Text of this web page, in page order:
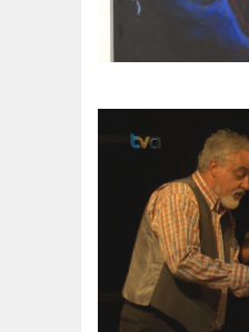
HISTÓRIAS DE ABRIL